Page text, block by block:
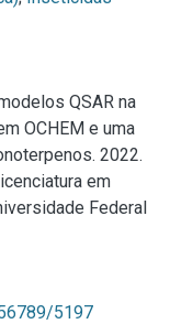
QSAR na
OCHEM e uma
2022.
em
Federal
5197